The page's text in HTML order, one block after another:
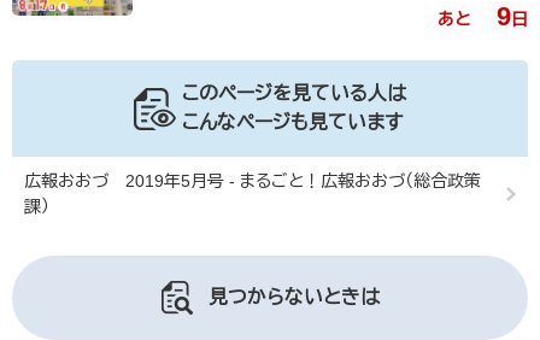
あと 9日
このページを見ている人は
こんなページも見ています
広報おおづ 2019年5月号 - まるごと！広報おおづ（総合政策
課）
見つからないときは